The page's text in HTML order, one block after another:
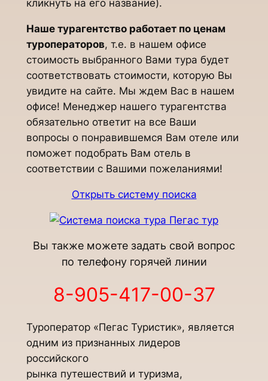
кликнуть на его название).
Наше турагентство работает по ценам
туроператоров, т.е. в нашем офисе
стоимость выбранного Вами тура будет
соответствовать стоимости, которую Вы
увидите на сайте. Мы ждем Вас в нашем
офисе! Менеджер нашего турагентства
обязательно ответит на все Ваши
вопросы о понравившемся Вам отеле или
поможет подобрать Вам отель в
соответствии с Вашими пожеланиями!
Открыть систему поиска
Вы также можете задать свой вопрос
по телефону горячей линии
8-905-417-00-37
Туроператор «Пегас Туристик», является
одним из признанных лидеров
российского
рынка путешествий и туризма,